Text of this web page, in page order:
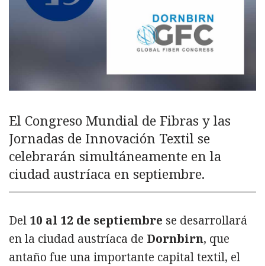
El Congreso Mundial de Fibras y las
Jornadas de Innovación Textil se
celebrarán simultáneamente en la
ciudad austríaca en septiembre.
Del 10 al 12 de septiembre se desarrollará
en la ciudad austríaca de Dornbirn, que
antaño fue una importante capital textil, el